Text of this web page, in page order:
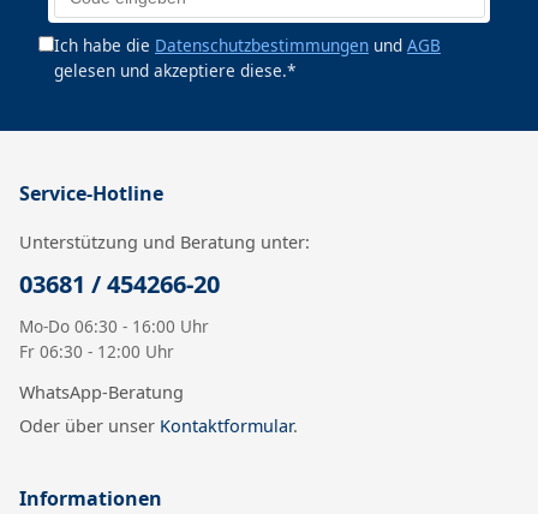
Ich habe die Datenschutzbestimmungen und AGB
gelesen und akzeptiere diese.*
Service-Hotline
Unterstützung und Beratung unter:
03681 / 454266-20
Mo-Do 06:30 - 16:00 Uhr
Fr 06:30 - 12:00 Uhr
WhatsApp-Beratung
Oder über unser Kontaktformular.
Informationen